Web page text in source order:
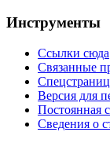
Инструменты
Ссылки сюда
Связанные
Версия для
Постоянная
Сведения о